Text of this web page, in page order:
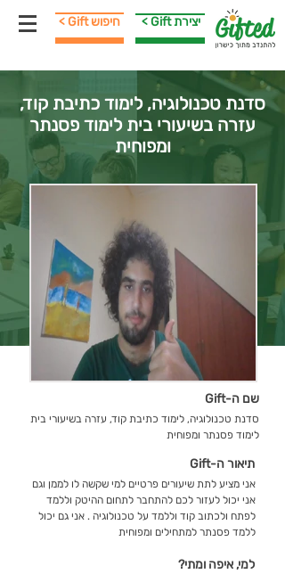
< Gift חיפוש < Gift יצירת
סדנת טכנולוגיה, לימוד כתיבת קוד,
עזרה בשיעורי בית לימוד פסנתר
ומפוחית
שם ה-Gift
סדנת טכנולוגיה, לימוד כתיבת קוד, עזרה בשיעורי בית
לימוד פסנתר ומפוחית
תיאור ה-Gift
אני מציע לתת שיעורים פרטיים למי שקשה לו לממן וגם
אני יכול לעזור לכם להתחבר לתחום ההיטק וללמד
לפתח ולכתוב קוד וללמד על טכנולוגיה . אני גם יכול
ללמד פסנתר למתחילים ומפוחית
למי, איפה ומתי?